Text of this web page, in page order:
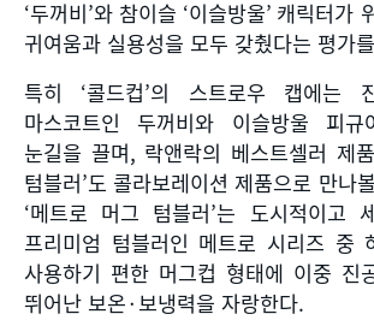
‘두꺼비’와 참이슬 ‘이슬방울’ 캐릭터가
귀여움과 실용성을 모두 갖췄다는 평가
특히 ‘콜드컵’의 스트로우 캡에는
마스코트인 두꺼비와 이슬방울 피
눈길을 끌며, 락앤락의 베스트셀러 제
텀블러’도 콜라보레이션 제품으로 만나
‘메트로 머그 텀블러’는 도시적이고
프리미엄 텀블러인 메트로 시리즈 중
사용하기 편한 머그컵 형태에 이중 진
뛰어난 보온· 보냉력을 자랑한다.